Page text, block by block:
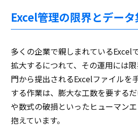
Excel管理の限界とデー
多くの企業で親しまれているExcel
拡大するにつれて、その運用には
門から提出されるExcelファイルを
する作業は、膨大な工数を要する
や数式の破損といったヒューマン
抱えています。